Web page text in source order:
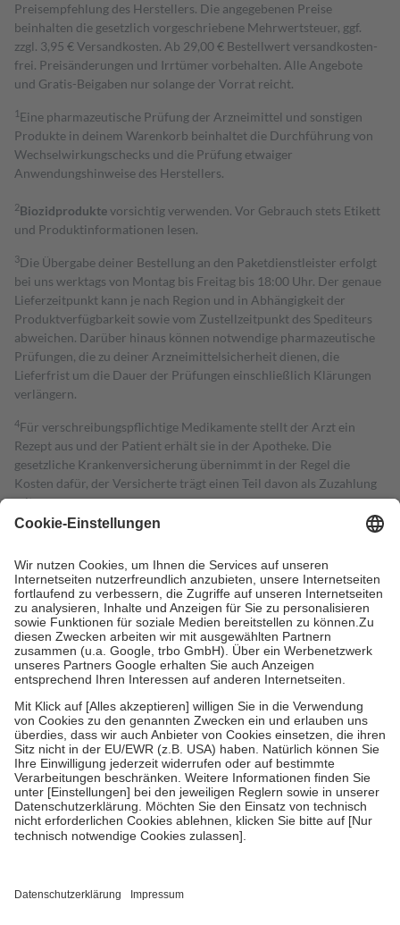
Preisempfehlung des Herstellers. Die angegebenen Preise
beinhalten die gesetzlich vorgeschriebene Mehrwertsteuer, ggf.
zzgl. 3,95 € Versandkosten. Ab 29,00 € Bestell­wert versand­kosten­
frei. Preisänderungen und Irrtümer vorbehalten. Alle Angebote
und Gratis-Beigaben nur solange der Vorrat reicht.
1 Eine pharmazeutische Prüfung der Arzneimittel und sonstigen
Produkte in deinem Warenkorb beinhaltet die Durchführung von
Wechselwirkungschecks und die Prüfung etwaiger
Anwendungshinweise des Herstellers.
2Biozidproduktevorsichtig verwenden. Vor Gebrauch stets Etikett
und Produktinformationen lesen.
3Die Übergabe deiner Bestellung an den Paketdienstleister erfolgt
bei uns werktags von Montag bis Freitag bis 18:00 Uhr. Der genaue
Lieferzeitpunkt kann je nach Region und in Abhängigkeit der
Produktverfügbarkeit sowie vom Zustellzeitpunkt des Spediteurs
abweichen. Darüber hinaus können notwendige pharmazeutische
Prüfungen, die zu deiner Arzneimittelsicherheit dienen, die
Lieferfrist um die Dauer der Prüfungen einschließlich Klärungen
verlängern.
4Für verschreibungspflichtige Medikamente stellt der Arzt ein
Rezept aus und der Patient erhält sie in der Apotheke. Die
gesetzliche Krankenversicherung übernimmt in der Regel die
Kosten dafür, der Versicherte trägt einen Teil davon als Zuzahlung
mit.
Grundsätzlich leisten Mitglieder Zuzahlungen in Höhe von zehn
höchstens zehn Euro.
Es sind jedoch nie mehr als die tatsächlichen
Kosten der Leistung zu entrichten.
Diese Regeln gelten grundsätzlich auch für Online-Apotheken.
Bei Heilmitteln und häuslicher Krankenpflege beträgt die
Zuzahlung zehn Prozent der Kosten sowie zehn Euro je
Verordnung.
Um das Engagement der Versicherten für ihre eigene Gesundheit zu
stärken und die besondere Stellung der Familie zu unterstützen,
fallenkeine Zuzahlungenan bei:
• Kindern und Jugendlichen bis zum vollendeten 18. Lebensjahr
mit Ausnahme der Fahrkosten
• Untersuchungen zur Vorsorge und Früherkennung, die von der
GKV getragen werden
• empfohlenen Schutzimpfungen
• Harn- und Blutteststreifen
getroffen, um sicherzustellen, dass es sich um echte Bewertungen